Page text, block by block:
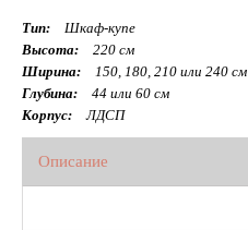
Тип:
Шкаф-купе
Высота:
220 см
Ширина:
150, 180, 210 или 240 см
Глубина:
44 или 60 см
Корпус:
ЛДСП
Описание